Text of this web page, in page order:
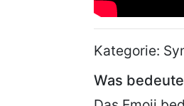
Kategorie:
Was